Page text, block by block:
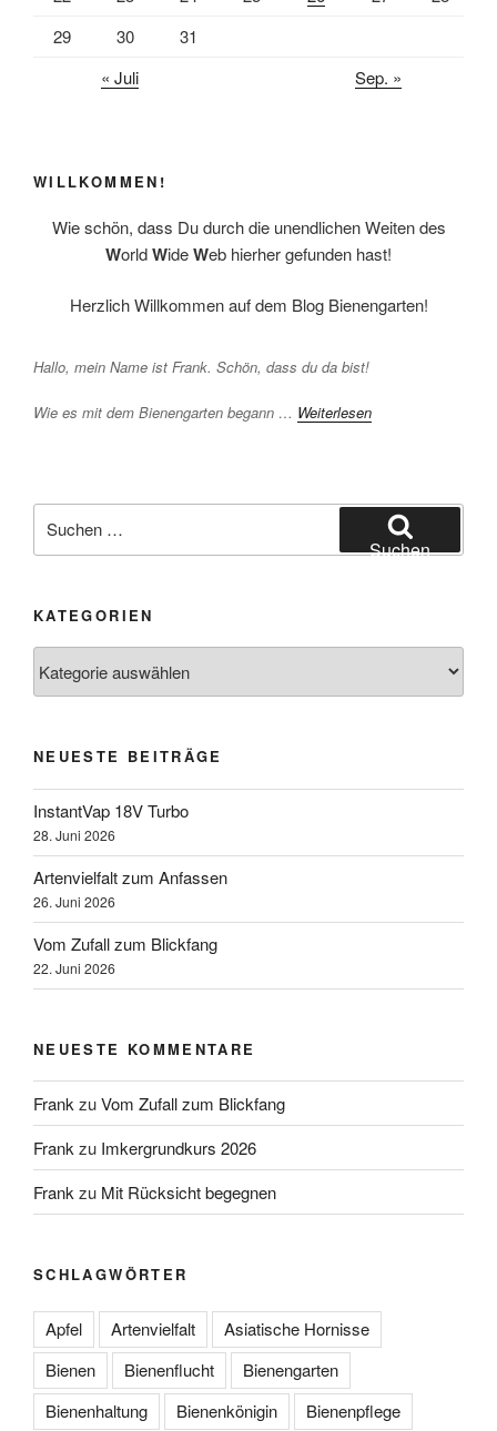
29
30
31
« Juli
Sep. »
WILLKOMMEN!
Wie schön, dass Du durch die unendlichen Weiten des
WorldWideWeb hierher gefunden hast!
Herzlich Willkommen auf dem Blog Bienengarten!
Hallo, mein Name ist Frank. Schön, dass du da bist!
Wie es mit dem Bienengarten begann … Weiterlesen
nach:
Suchen
KATEGORIEN
NEUESTE BEITRÄGE
InstantVap 18V Turbo
28. Juni 2026
Artenvielfalt zum Anfassen
26. Juni 2026
Vom Zufall zum Blickfang
22. Juni 2026
NEUESTE KOMMENTARE
Frank zuVom Zufall zum Blickfang
Frank zu Imkergrundkurs 2026
Frank zu Mit Rücksicht begegnen
SCHLAGWÖRTER
Apfel Artenvielfalt
Asiatische Hornisse
Bienen
Bienenflucht
Bienengarten
Bienenhaltung
Bienenkönigin
Bienenpflege